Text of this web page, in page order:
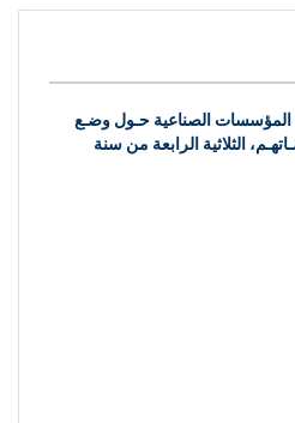
المؤسسات الصناعية حـول وضـع
الثلاثية الرابعة من سنة